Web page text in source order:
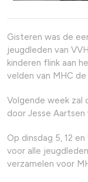
Gisteren was de
jeugdleden van
kinderen flink aan
velden van MHC
Volgende week zal
door Jesse
Op dinsdag 5, 12
voor alle
verzamelen voor